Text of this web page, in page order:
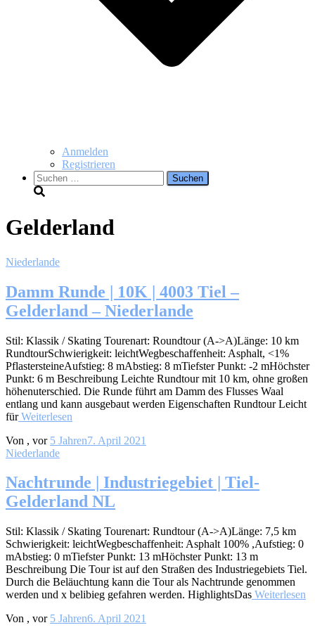
Anmelden
Registrieren
Suchen
nach:
Gelderland
Niederlande
Damm Runde | 10K | 4003 Tiel –
Gelderland – Niederlande
Stil: Klassik / Skating Tourenart: Roundtour (A->A)Länge: 10 km
RundtourSchwierigkeit: leichtWegbeschaffenheit: Asphalt, <1%
PflastersteineAufstieg: 8 mAbstieg: 8 mTiefster Punkt: -2 mHöchster
Punkt: 6 m Beschreibung Leichte Rundtour mit 10 km, ohne großen
höhenuterschied. Die Runde führt am Damm des Flusses Waal
entlang und kann ausgebaut werden Eigenschaften Rundtour Leicht
fürWeiterlesen
Von , vor 5 Jahren7. April 2021
Niederlande
Nachtrunde | Industriegebiet | Tiel-
Gelderland NL
Stil: Klassik / Skating Tourenart: Rundtour (A->A)Länge: 7,5 km
Schwierigkeit: leichtWegbeschaffenheit: Asphalt 100% ,Aufstieg: 0
mAbstieg: 0 mTiefster Punkt: 13 mHöchster Punkt: 13 m
Beschreibung Die Tour ist auf den Straßen des Industriegebiets Tiel.
Durch die Beläuchtung kann die Tour als Nachtrunde genommen
werden und x belibieg gefahren werden. HighlightsDas Weiterlesen
Von , vor 5 Jahren6. April 2021